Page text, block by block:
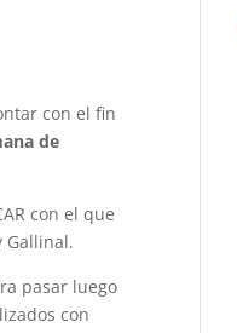
con el fin
de
con el que
Gallinal.
pasar luego
con